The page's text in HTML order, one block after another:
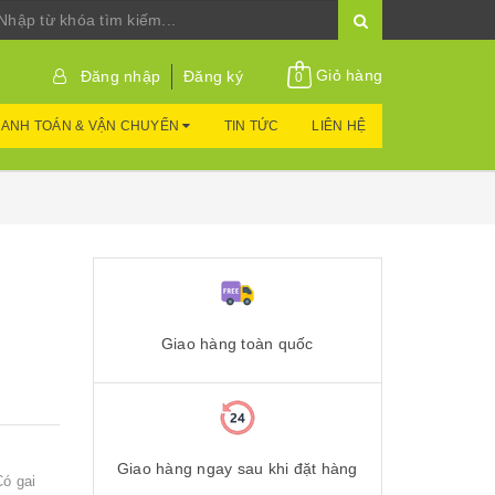
Đăng nhập Đăng ký 0 Giỏ hàng
TOÁN & VẬN CHUYỂN TIN TỨC LIÊN HỆ
gai
Giao hàng toàn quốc
Giao hàng ngay sau khi đặt hàng